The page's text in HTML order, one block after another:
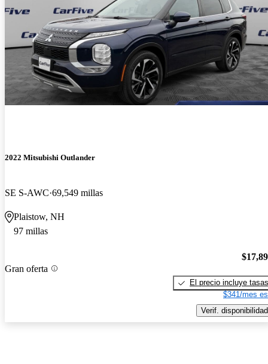
2022 Mitsubishi Outlander
SE S-AWC 69,549 millas
Plaistow, NH
97 millas
Gran oferta
El precio incluye tasas
$341/mes
Verif. disponibilidad